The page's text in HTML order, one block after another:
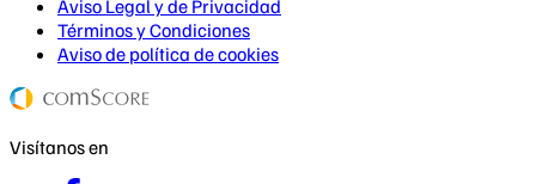
Aviso Legal y de Privacidad
Términos y Condiciones
Aviso de política de cookies
Visítanos en